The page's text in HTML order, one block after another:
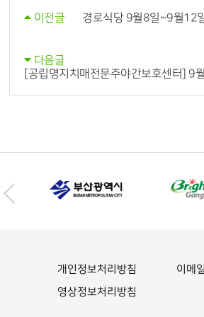
이전글
경로식당 9월8일~9월12
다음글
[공립명지치매전문주야간보호센터] 9
개인정보처리방침
이메
영상정보처리방침